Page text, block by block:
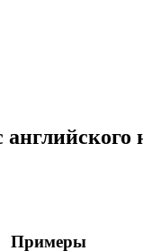
английского
Примеры